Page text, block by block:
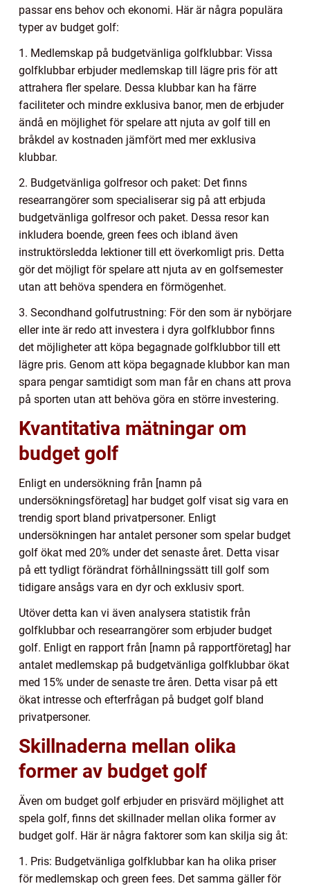
passar ens behov och ekonomi. Här är några populära
typer av budget golf:
1. Medlemskap på budgetvänliga golfklubbar: Vissa
golfklubbar erbjuder medlemskap till lägre pris för att
attrahera fler spelare. Dessa klubbar kan ha färre
faciliteter och mindre exklusiva banor, men de erbjuder
ändå en möjlighet för spelare att njuta av golf till en
bråkdel av kostnaden jämfört med mer exklusiva
klubbar.
2. Budgetvänliga golfresor och paket: Det finns
researrangörer som specialiserar sig på att erbjuda
budgetvänliga golfresor och paket. Dessa resor kan
inkludera boende, green fees och ibland även
instruktörsledda lektioner till ett överkomligt pris. Detta
gör det möjligt för spelare att njuta av en golfsemester
utan att behöva spendera en förmögenhet.
3. Secondhand golfutrustning: För den som är nybörjare
eller inte är redo att investera i dyra golfklubbor finns
det möjligheter att köpa begagnade golfklubbor till ett
lägre pris. Genom att köpa begagnade klubbor kan man
spara pengar samtidigt som man får en chans att prova
på sporten utan att behöva göra en större investering.
Kvantitativa mätningar om
budget golf
Enligt en undersökning från [namn på
undersökningsföretag] har budget golf visat sig vara en
trendig sport bland privatpersoner. Enligt
undersökningen har antalet personer som spelar budget
golf ökat med 20% under det senaste året. Detta visar
på ett tydligt förändrat förhållningssätt till golf som
tidigare ansågs vara en dyr och exklusiv sport.
Utöver detta kan vi även analysera statistik från
golfklubbar och researrangörer som erbjuder budget
golf. Enligt en rapport från [namn på rapportföretag] har
antalet medlemskap på budgetvänliga golfklubbar ökat
med 15% under de senaste tre åren. Detta visar på ett
ökat intresse och efterfrågan på budget golf bland
privatpersoner.
Skillnaderna mellan olika
former av budget golf
Även om budget golf erbjuder en prisvärd möjlighet att
spela golf, finns det skillnader mellan olika former av
budget golf. Här är några faktorer som kan skilja sig åt:
1. Pris: Budgetvänliga golfklubbar kan ha olika priser
för medlemskap och green fees. Det samma gäller för